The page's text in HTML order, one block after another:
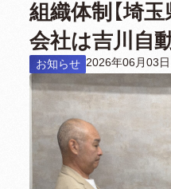
組織体制【埼
会社は吉川自動
お知らせ 2026年06月03日